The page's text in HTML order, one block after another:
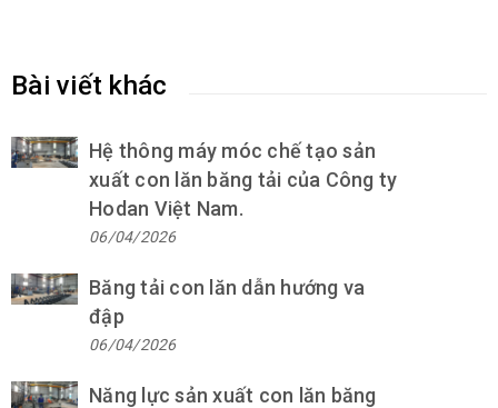
Bài viết khác
Hệ thông máy móc chế tạo sản
xuất con lăn băng tải của Công ty
Hodan Việt Nam.
06/04/2026
Băng tải con lăn dẫn hướng va
đập
06/04/2026
Năng lực sản xuất con lăn băng